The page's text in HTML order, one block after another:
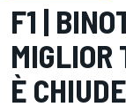
F1 |
È